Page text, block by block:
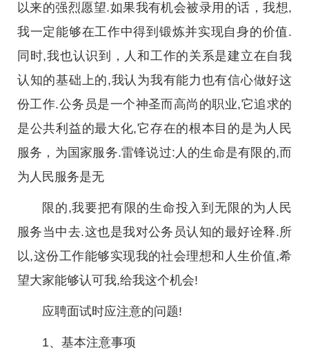
以来的强烈愿望.如果我有机会被录用的话，我想,
我一定能够在工作中得到锻炼并实现自身的价值.
同时,我也认识到，人和工作的关系是建立在自我
认知的基础上的,我认为我有能力也有信心做好这
份工作.公务员是一个神圣而高尚的职业,它追求的
是公共利益的最大化,它存在的根本目的是为人民
服务，为国家服务.雷锋说过:人的生命是有限的,而
为人民服务是无
限的,我要把有限的生命投入到无限的为人民
服务当中去.这也是我对公务员认知的最好诠释.所
以,这份工作能够实现我的社会理想和人生价值,希
望大家能够认可我,给我这个机会!
应聘面试时应注意的问题!
1、基本注意事项